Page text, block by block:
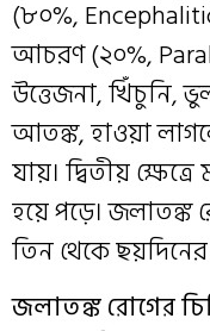
(৮০%,
আচরণ (২০%,
উত্তেজনা, খিঁচুনি,
আতঙ্ক, হাওয়া
যায়। দ্বিতীয়
হয়ে পড়ে। জলাতঙ্ক
তিন থেকে
জলাতঙ্ক রোগের